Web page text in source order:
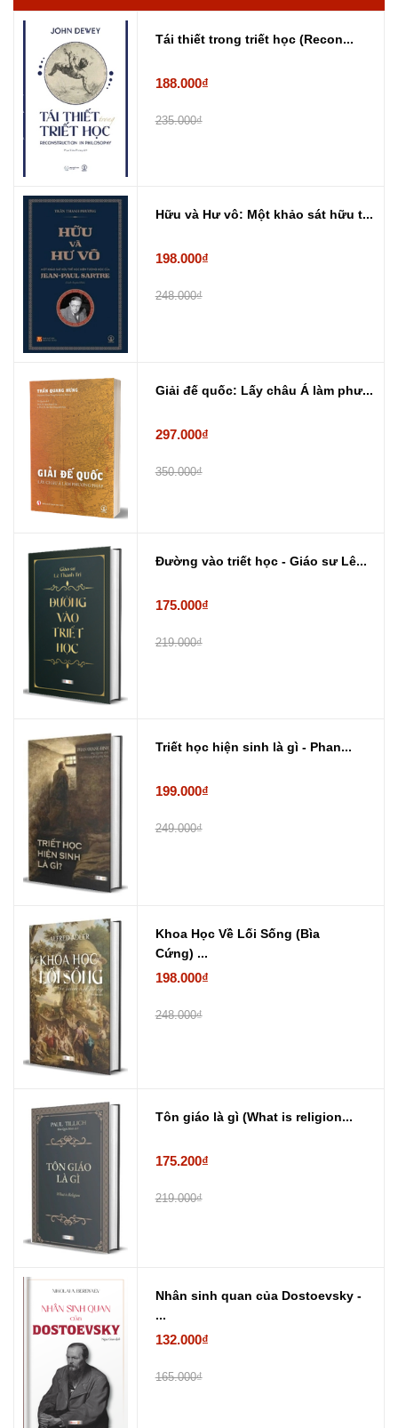
Tái thiết trong triết học (Recon...
188.000₫
235.000₫
Hữu và Hư vô: Một khảo sát hữu t...
198.000₫
248.000₫
Giải đế quốc: Lấy châu Á làm phư...
297.000₫
350.000₫
Đường vào triết học - Giáo sư Lê...
175.000₫
219.000₫
Triết học hiện sinh là gì - Phan...
199.000₫
249.000₫
Khoa Học Về Lối Sống (Bìa
Cứng) ...
198.000₫
248.000₫
Tôn giáo là gì (What is religion...
175.200₫
219.000₫
Nhân sinh quan của Dostoevsky -
...
132.000₫
165.000₫